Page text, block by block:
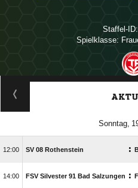
Staffel-
Spielklasse:

 SV 08 Rothenstein :
 FSV Silvester 91 Bad Salzungen :